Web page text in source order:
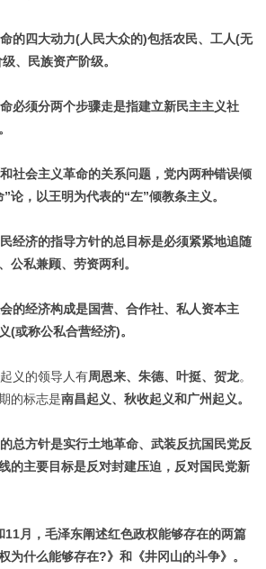
四大动力(人民大众的)包括农民、工人(无
、民族资产阶级。
须分两个步骤走是指建立新民主主义社
会主义革命的关系问题，党内两种错误倾
论，以王明为代表的“左”倾教条主义。
济的指导方针的总目标是必须紧紧地追随
公私兼顾、劳资两利。
经济构成是国营、合作社、私人资本主
(或称公私合营经济)。
义的领导人有周恩来、朱德、叶挺、贺龙。
的标志是南昌起义、秋收起义和广州起义。
总方针是实行土地革命、武装反抗国民党反
的主要目标是反对封建压迫，反对国民党新
月，毛泽东阐述红色政权能够存在的两篇
为什么能够存在?》和《井冈山的斗争》。